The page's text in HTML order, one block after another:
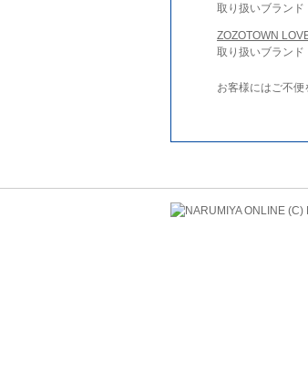
取り扱いブラン
ZOZOTOWN
取り扱いブラン
お客様にはご不便